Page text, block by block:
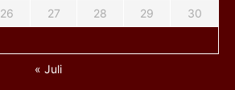
26 27 28 29
30
« Juli